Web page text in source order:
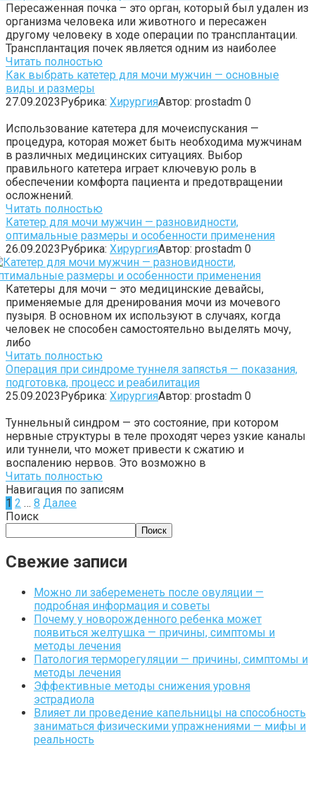
Пересаженная почка – это орган, который был удален из
организма человека или животного и пересажен
другому человеку в ходе операции по трансплантации.
Трансплантация почек является одним из наиболее
Читать полностью
Как выбрать катетер для мочи мужчин — основные
виды и размеры
27.09.2023Рубрика: ХирургияАвтор: prostadm 0
Использование катетера для мочеиспускания —
процедура, которая может быть необходима мужчинам
в различных медицинских ситуациях. Выбор
правильного катетера играет ключевую роль в
обеспечении комфорта пациента и предотвращении
осложнений.
Читать полностью
Катетер для мочи мужчин — разновидности,
оптимальные размеры и особенности применения
26.09.2023Рубрика: ХирургияАвтор: prostadm 0
Катетеры для мочи – это медицинские девайсы,
применяемые для дренирования мочи из мочевого
пузыря. В основном их используют в случаях, когда
человек не способен самостоятельно выделять мочу,
либо
Читать полностью
Операция при синдроме туннеля запястья — показания,
подготовка, процесс и реабилитация
25.09.2023Рубрика: ХирургияАвтор: prostadm 0
Туннельный синдром — это состояние, при котором
нервные структуры в теле проходят через узкие каналы
или туннели, что может привести к сжатию и
воспалению нервов. Это возможно в
Читать полностью
Навигация по записям
1 2 … 8 Далее
Поиск
Поиск
Свежие записи
Можно ли забеременеть после овуляции —
подробная информация и советы
Почему у новорожденного ребенка может
появиться желтушка — причины, симптомы и
методы лечения
Патология терморегуляции — причины, симптомы и
методы лечения
Эффективные методы снижения уровня
эстрадиола
Влияет ли проведение капельницы на способность
заниматься физическими упражнениями — мифы и
реальность